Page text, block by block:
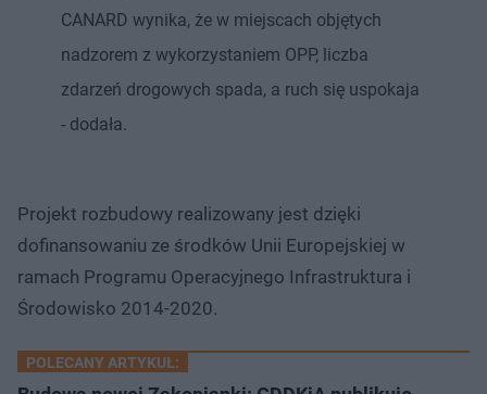
CANARD wynika, że w miejscach objętych
nadzorem z wykorzystaniem OPP, liczba
zdarzeń drogowych spada, a ruch się uspokaja
- dodała.
Projekt rozbudowy realizowany jest dzięki
dofinansowaniu ze środków Unii Europejskiej w
ramach Programu Operacyjnego Infrastruktura i
Środowisko 2014-2020.
POLECANY ARTYKUŁ: